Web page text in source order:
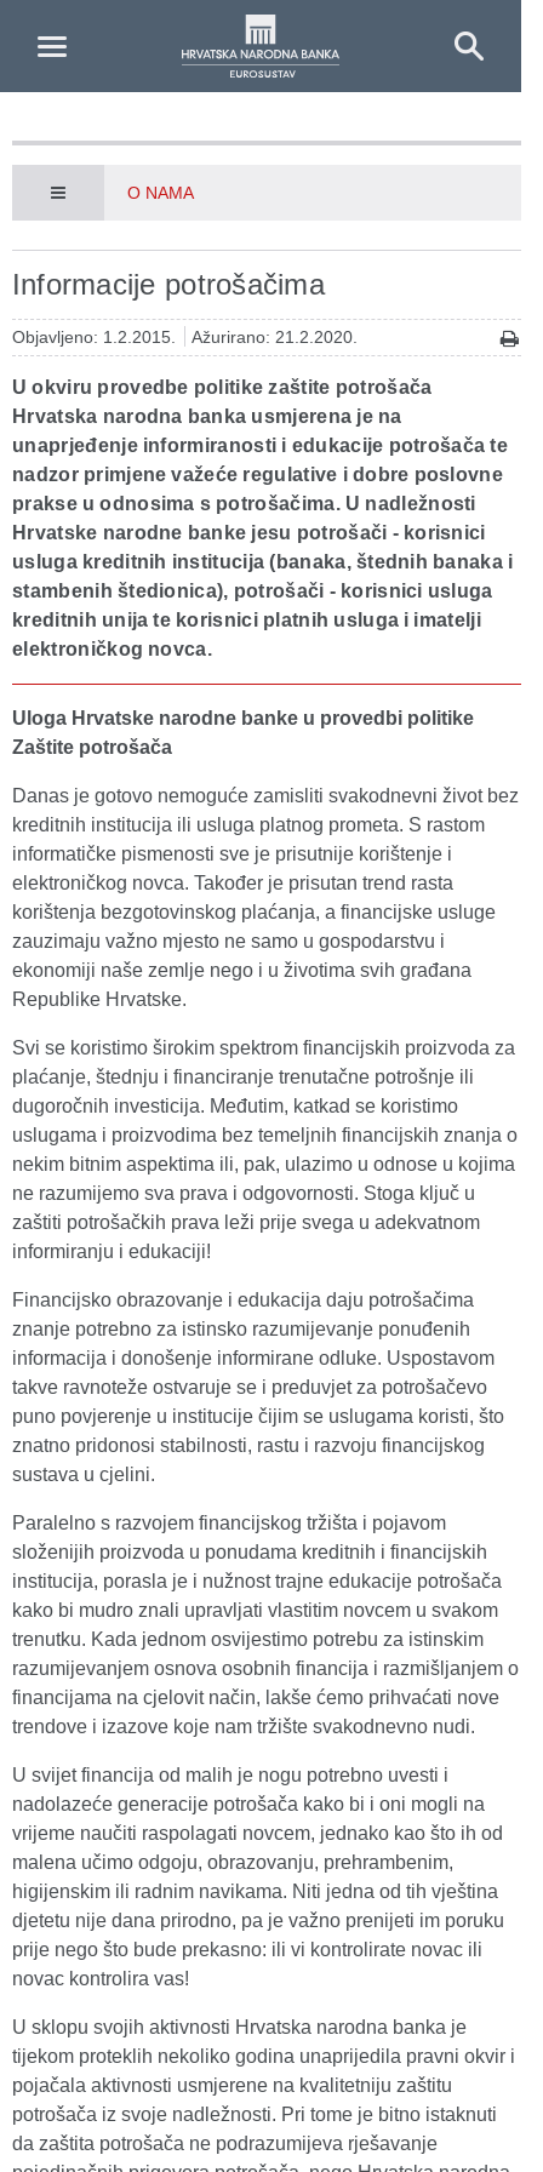
O NAMA
Informacije potrošačima
Objavljeno: 1.2.2015. Ažurirano: 21.2.2020.
U okviru provedbe politike zaštite potrošača
Hrvatska narodna banka usmjerena je na
unaprjeđenje informiranosti i edukacije potrošača te
nadzor primjene važeće regulative i dobre poslovne
prakse u odnosima s potrošačima. U nadležnosti
Hrvatske narodne banke jesu potrošači - korisnici
usluga kreditnih institucija (banaka, štednih banaka i
stambenih štedionica), potrošači - korisnici usluga
kreditnih unija te korisnici platnih usluga i imatelji
elektroničkog novca.
Uloga H rvatske narodne banke u provedbi politike
Zaštite potrošača
Danas je gotovo nemoguće zamisliti svakodnevni život bez
kreditnih institucija ili usluga platnog prometa. S rastom
informatičke pismenosti sve je prisutnije korištenje i
elektroničkog novca. Također je prisutan trend rasta
korištenja bezgotovinskog plaćanja, a financijske usluge
zauzimaju važno mjesto ne samo u gospodarstvu i
ekonomiji naše zemlje nego i u životima svih građana
Republike Hrvatske.
Svi se koristimo širokim spektrom financijskih proizvoda za
plaćanje, štednju i financiranje trenutačne potrošnje ili
dugoročnih investicija. Međutim, katkad se koristimo
uslugama i proizvodima bez temeljnih financijskih znanja o
nekim bitnim aspektima ili, pak, ulazimo u odnose u kojima
ne razumijemo sva prava i odgovornosti. Stoga ključ u
zaštiti potrošačkih prava leži prije svega u adekvatnom
informiranju i edukaciji!
Financijsko obrazovanje i edukacija daju potrošačima
znanje potrebno za istinsko razumijevanje ponuđenih
informacija i donošenje informirane odluke. Uspostavom
takve ravnoteže ostvaruje se i preduvjet za potrošačevo
puno povjerenje u institucije čijim se uslugama koristi, što
znatno pridonosi stabilnosti, rastu i razvoju financijskog
sustava u cjelini.
Paralelno s razvojem financijskog tržišta i pojavom
složenijih proizvoda u ponudama kreditnih i financijskih
institucija, porasla je i nužnost trajne edukacije potrošača
kako bi mudro znali upravljati vlastitim novcem u svakom
trenutku. Kada jednom osvijestimo potrebu za istinskim
razumijevanjem osnova osobnih financija i razmišljanjem o
financijama na cjelovit način, lakše ćemo prihvaćati nove
trendove i izazove koje nam tržište svakodnevno nudi.
U svijet financija od malih je nogu potrebno uvesti i
nadolazeće generacije potrošača kako bi i oni mogli na
vrijeme naučiti raspolagati novcem, jednako kao što ih od
malena učimo odgoju, obrazovanju, prehrambenim,
higijenskim ili radnim navikama. Niti jedna od tih vještina
djetetu nije dana prirodno, pa je važno prenijeti im poruku
prije nego što bude prekasno: ili vi kontrolirate novac ili
novac kontrolira vas!
U sklopu svojih aktivnosti Hrvatska narodna banka je
tijekom proteklih nekoliko godina unaprijedila pravni okvir i
pojačala aktivnosti usmjerene na kvalitetniju zaštitu
potrošača iz svoje nadležnosti. Pri tome je bitno istaknuti
da zaštita potrošača ne podrazumijeva rješavanje